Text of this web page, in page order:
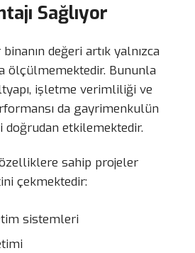
Sağlıyor
değeri artık yalnızca
ölçülmemektedir. Bununla
işletme verimliliği ve
da gayrimenkulün
doğrudan etkilemektedir.
sahip projeler
çekmektedir:
sistemleri